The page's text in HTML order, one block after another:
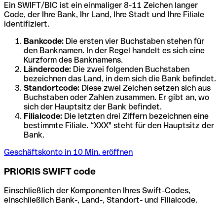
Ein SWIFT/BIC ist ein einmaliger 8-11 Zeichen langer
Code, der Ihre Bank, Ihr Land, Ihre Stadt und Ihre Filiale
identifiziert.
Bankcode: Die ersten vier Buchstaben stehen für
den Banknamen. In der Regel handelt es sich eine
Kurzform des Banknamens.
Ländercode: Die zwei folgenden Buchstaben
bezeichnen das Land, in dem sich die Bank befindet.
Standortcode: Diese zwei Zeichen setzen sich aus
Buchstaben oder Zahlen zusammen. Er gibt an, wo
sich der Hauptsitz der Bank befindet.
Filialcode: Die letzten drei Ziffern bezeichnen eine
bestimmte Filiale. “XXX" steht für den Hauptsitz der
Bank.
Geschäftskonto in 10 Min. eröffnen
PRIORIS SWIFT code
Einschließlich der Komponenten Ihres Swift-Codes,
einschließlich Bank-, Land-, Standort- und Filialcode.